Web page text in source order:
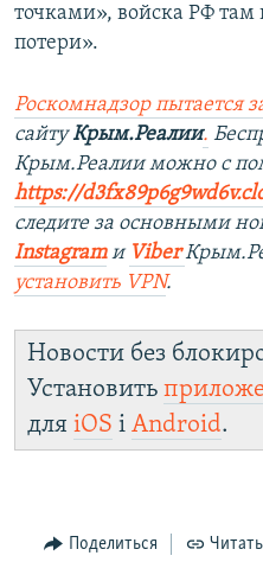
точками», войска РФ там
потери».
Роскомнадзор пытается
сайтуКрым.Реалии.
Крым.Реалии можно с
https://
следите за основными
Instagram и Viber
установить VPN.
Новости без
Установить
для iOS і Android.
Поделиться